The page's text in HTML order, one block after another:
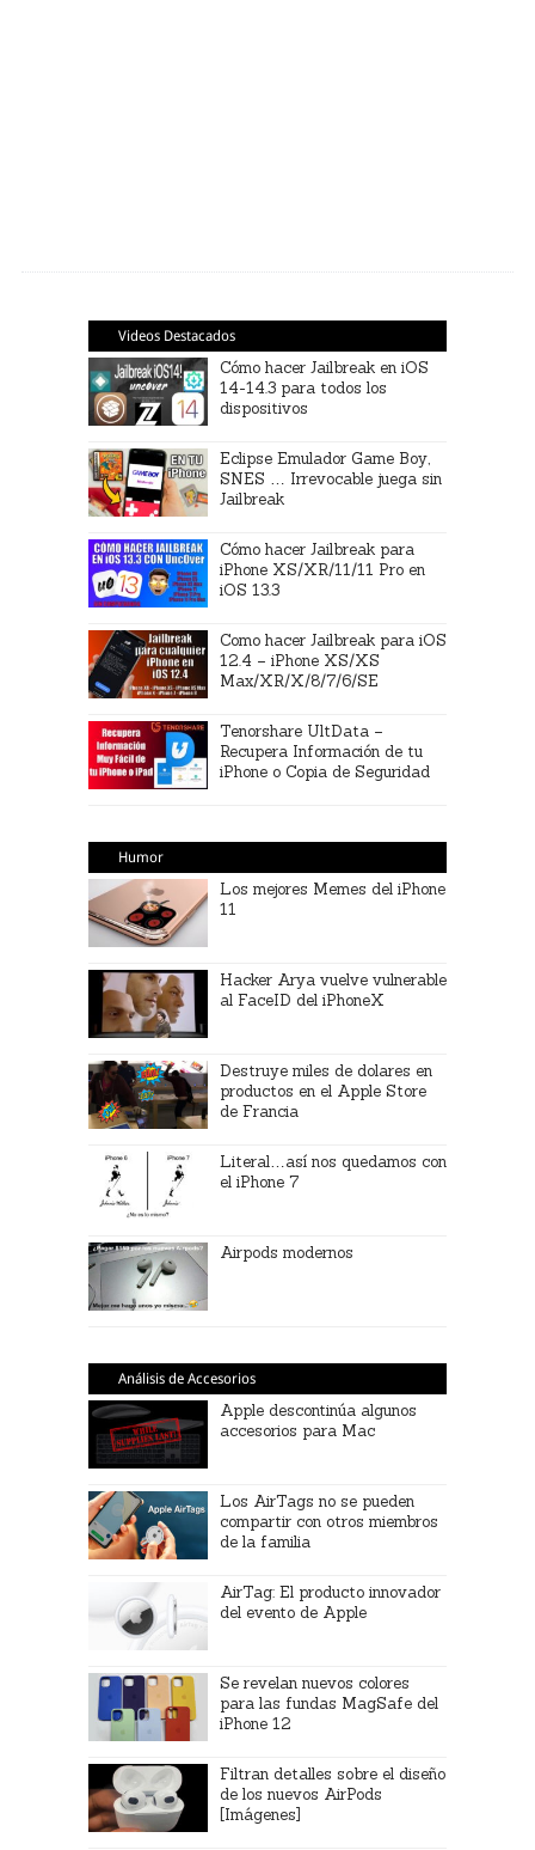
Videos Destacados
Cómo hacer Jailbreak en iOS
14-14.3 para todos los
dispositivos
Eclipse Emulador Game Boy,
SNES … Irrevocable juega sin
Jailbreak
Cómo hacer Jailbreak para
iPhone XS/XR/11/11 Pro en
iOS 13.3
Como hacer Jailbreak para iOS
12.4 – iPhone XS/XS
Max/XR/X/8/7/6/SE
Tenorshare UltData –
Recupera Información de tu
iPhone o Copia de Seguridad
Humor
Los mejores Memes del iPhone
11
Hacker Arya vuelve vulnerable
al FaceID del iPhoneX
Destruye miles de dolares en
productos en el Apple Store
de Francia
Literal…así nos quedamos con
el iPhone 7
Airpods modernos
Análisis de Accesorios
Apple descontinúa algunos
accesorios para Mac
Los AirTags no se pueden
compartir con otros miembros
de la familia
AirTag: El producto innovador
del evento de Apple
Se revelan nuevos colores
para las fundas MagSafe del
iPhone 12
Filtran detalles sobre el diseño
de los nuevos AirPods
[Imágenes]